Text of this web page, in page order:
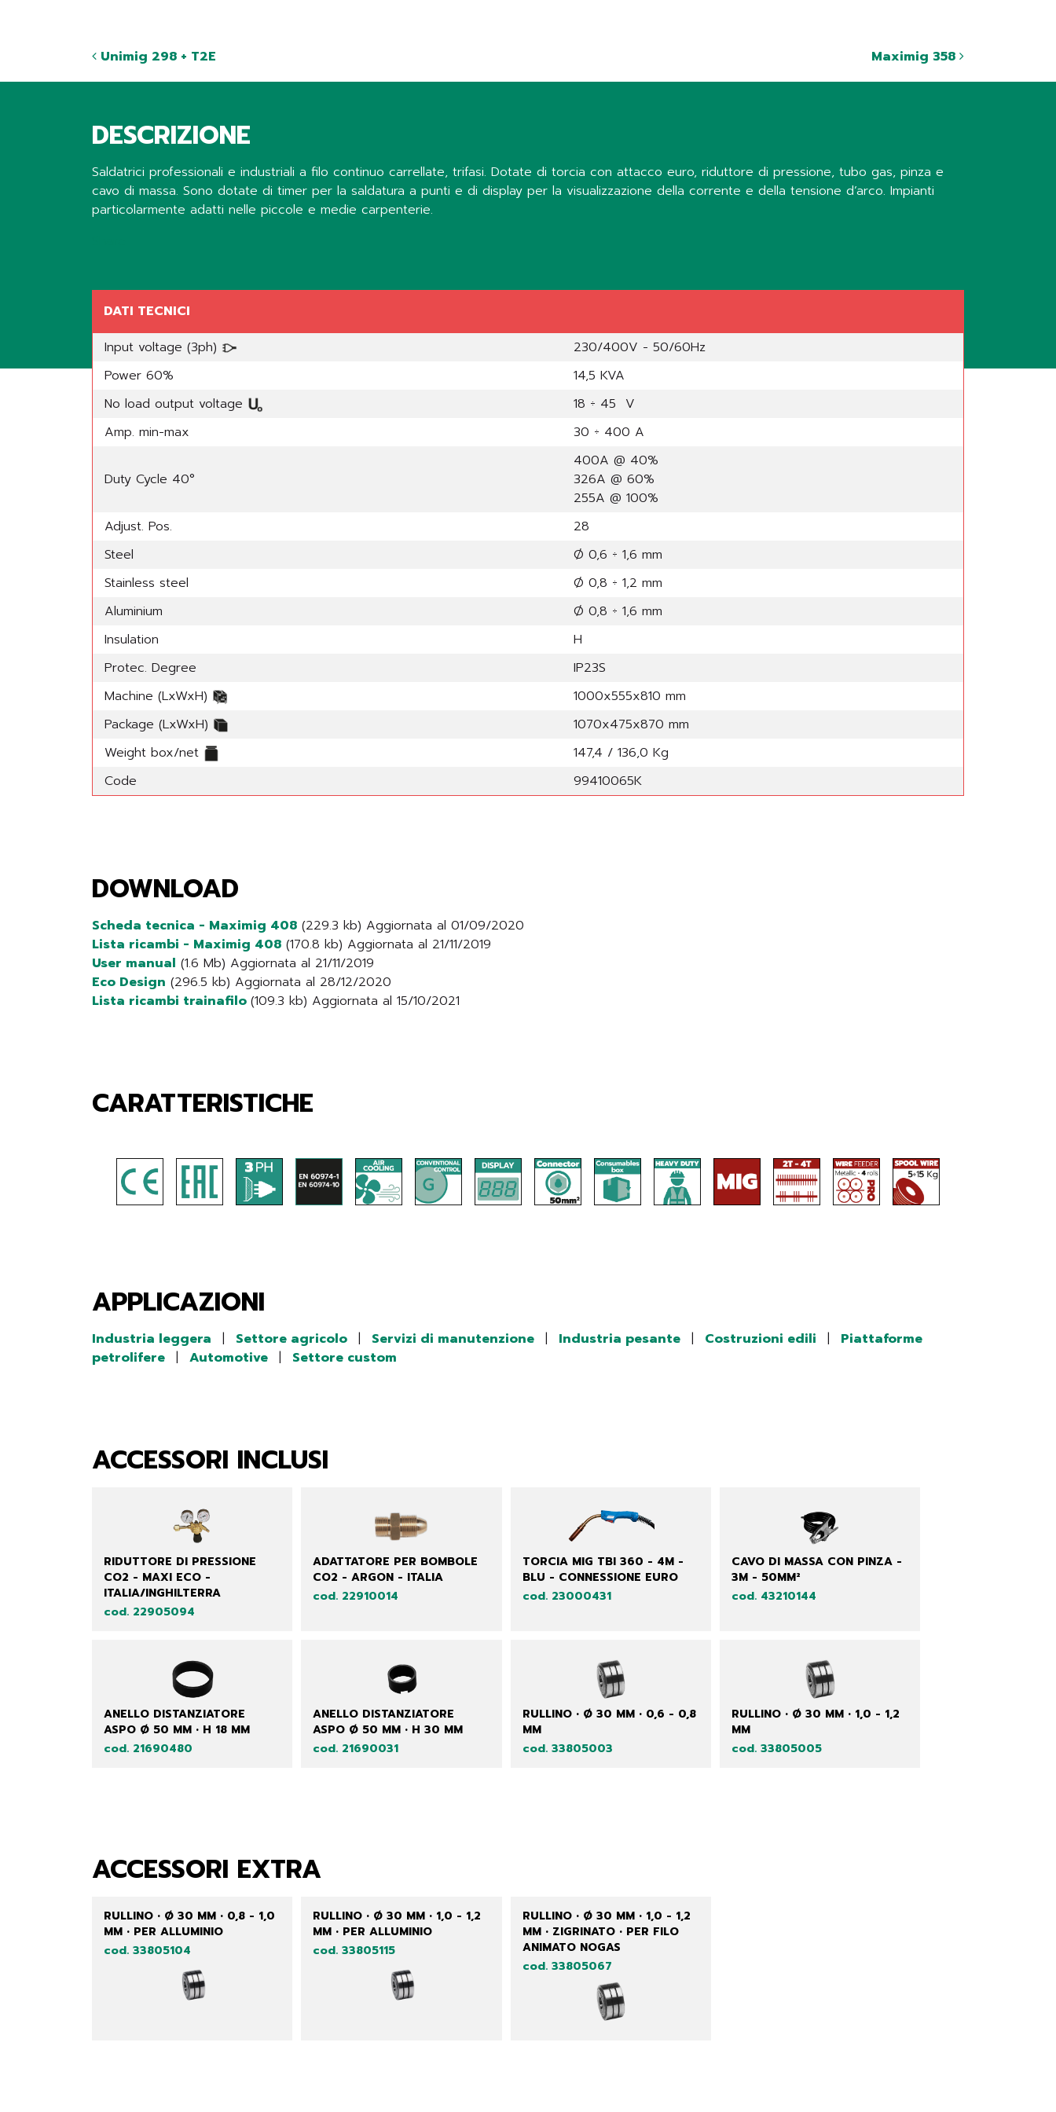
Unimig 298 + T2E Maximig 358
DESCRIZIONE
Saldatrici professionali e industriali a filo continuo carrellate, trifasi. Dotate di torcia con attacco euro, riduttore di pressione, tubo gas, pinza e
cavo di massa. Sono dotate di timer per la saldatura a punti e di display per la visualizzazione della corrente e della tensione d’arco. Impianti
particolarmente adatti nelle piccole e medie carpenterie.
DATI TECNICI
Input voltage (3ph)
230/400V - 50/60Hz
Power 60%
14,5 KVA
No load output voltage
18 ÷ 45 V
Amp. min-max
30 ÷ 400 A
Duty Cycle 40°
400A @ 40%
326A @ 60%
255A @ 100%
Adjust. Pos.
28
Steel
Ø 0,6 ÷ 1,6 mm
Stainless steel
Ø 0,8 ÷ 1,2 mm
Aluminium
Ø 0,8 ÷ 1,6 mm
Insulation
H
Protec. Degree
IP23S
Machine (LxWxH)
1000x555x810 mm
Package (LxWxH)
1070x475x870 mm
Weight box/net
147,4 / 136,0 Kg
Code
99410065K
DOWNLOAD
Scheda tecnica - Maximig 408 (229.3 kb) Aggiornata al 01/09/2020
Lista ricambi - Maximig 408 (170.8 kb) Aggiornata al 21/11/2019
User manual (1.6 Mb) Aggiornata al 21/11/2019
Eco Design (296.5 kb) Aggiornata al 28/12/2020
Lista ricambi trainafilo (109.3 kb) Aggiornata al 15/10/2021
CARATTERISTICHE
APPLICAZIONI
Industria leggera | Settore agricolo | Servizi di manutenzione | Industria pesante | Costruzioni edili |
Piattaforme
petrolifere | Automotive | Settore custom
ACCESSORI INCLUSI
RIDUTTORE DI PRESSIONE
CO2 - MAXI ECO -
ITALIA/INGHILTERRA
cod. 22905094
ADATTATORE PER BOMBOLE
CO2 - ARGON - ITALIA
cod. 22910014
TORCIA MIG TBI 360 - 4M -
BLU - CONNESSIONE EURO
cod. 23000431
CAVO DI MASSA CON PINZA -
3M - 50MM²
cod. 43210144
ANELLO DISTANZIATORE
ASPO Ø 50 MM • H 18 MM
cod. 21690480
ANELLO DISTANZIATORE
ASPO Ø 50 MM • H 30 MM
cod. 21690031
RULLINO • Ø 30 MM • 0,6 - 0,8
MM
cod. 33805003
RULLINO • Ø 30 MM • 1,0 - 1,2
MM
cod. 33805005
ACCESSORI EXTRA
RULLINO • Ø 30 MM • 0,8 - 1,0
MM • PER ALLUMINIO
cod. 33805104
RULLINO • Ø 30 MM • 1,0 - 1,2
MM • PER ALLUMINIO
cod. 33805115
RULLINO • Ø 30 MM • 1,0 - 1,2
MM • ZIGRINATO • PER FILO
ANIMATO NOGAS
cod. 33805067